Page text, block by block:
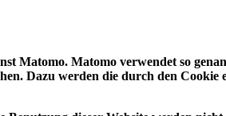
Matomo. Matomo verwendet so
Dazu werden die durch den